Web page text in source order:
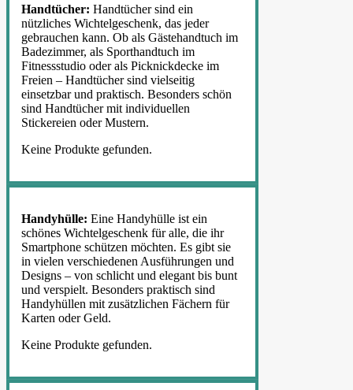
Handtücher: Handtücher sind ein
nützliches Wichtelgeschenk, das jeder
gebrauchen kann. Ob als Gästehandtuch im
Badezimmer, als Sporthandtuch im
Fitnessstudio oder als Picknickdecke im
Freien – Handtücher sind vielseitig
einsetzbar und praktisch. Besonders schön
sind Handtücher mit individuellen
Stickereien oder Mustern.
Keine Produkte gefunden.
Handyhülle: Eine Handyhülle ist ein
schönes Wichtelgeschenk für alle, die ihr
Smartphone schützen möchten. Es gibt sie
in vielen verschiedenen Ausführungen und
Designs – von schlicht und elegant bis bunt
und verspielt. Besonders praktisch sind
Handyhüllen mit zusätzlichen Fächern für
Karten oder Geld.
Keine Produkte gefunden.